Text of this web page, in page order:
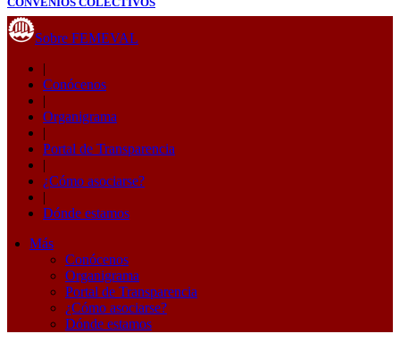
Sobre FEMEVAL
|
Conócenos
|
Organigrama
|
Portal de Transparencia
|
¿Cómo asociarse?
|
Dónde estamos
Más
Conócenos
Organigrama
Portal de Transparencia
¿Cómo asociarse?
Dónde estamos